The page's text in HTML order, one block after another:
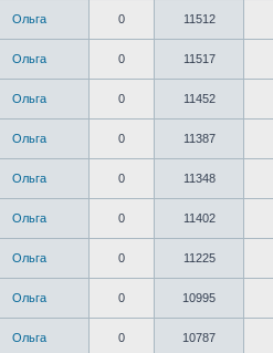
Ольга 0 11512
Ольга 0 11517
Ольга 0 11452
Ольга 0 11387
Ольга 0 11348
Ольга 0 11402
Ольга 0 11225
Ольга 0 10995
Ольга 0 10787